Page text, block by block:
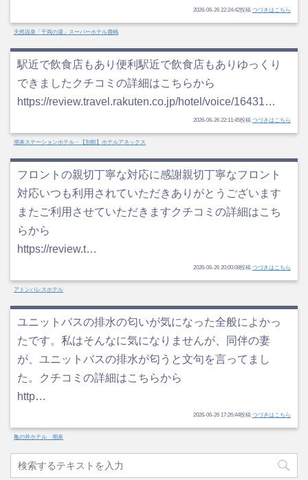
2026-06-26 22:24:42投稿 つづきはこちら
天然温泉「千両の湯」スーパーホテル鹿嶋
駅近で飲食店もあり便利駅近で飲食店もありゆっくり
できましたクチコミの詳細はこちらから
https://review.travel.rakuten.co.jp/hotel/voice/16431…
2026-06-26 22:11:45投稿 つづきはこちら
潮来ステーションホテル・【別館】ホテルアネックス
フロントの親切丁寧な対応に感謝親切丁寧なフロント
対応いつも利用されていただきありがとうございます
またご利用させていただきますクチコミの詳細はこち
らから
https://review.t…
2026-06-26 20:00:08投稿 つづきはこちら
アトンパレスホテル
ユニットバスの排水の匂いが気になった全般によかっ
たです。私はそんなに気になりませんが、同伴の妻
が、ユニットバスの排水が匂うと文句を言ってまし
た。クチコミの詳細はこちらから
http…
2026-06-26 17:26:44投稿 つづきはこちら
亀の井ホテル 潮来